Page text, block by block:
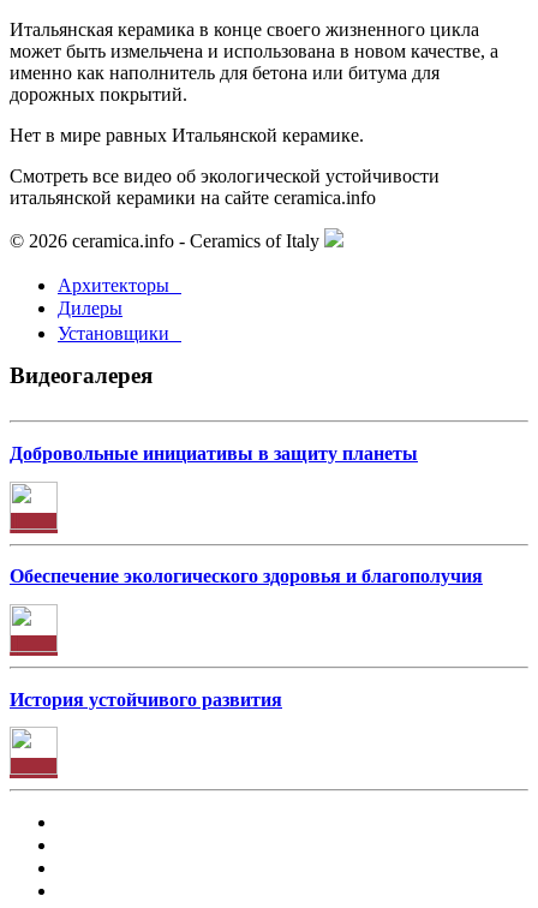
Итальянская керамика в конце своего жизненного цикла
может быть измельчена и использована в новом качестве, а
именно как наполнитель для бетона или битума для
дорожных покрытий.
Нет в мире равных Итальянской керамике.
Смотреть все видео об экологической устойчивости
итальянской керамики на сайте ceramica.info
© 2026 ceramica.info - Ceramics of Italy
Архитекторы
Дилеры
Установщики
Видеогалерея
Добровольные инициативы в защиту планеты
Обеспечение экологического здоровья и благополучия
История устойчивого развития